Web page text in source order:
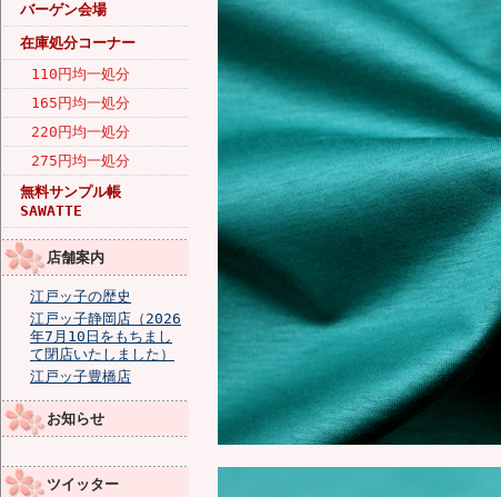
バーゲン会場
在庫処分コーナー
110円均一処分
165円均一処分
220円均一処分
275円均一処分
無料サンプル帳
SAWATTE
店舗案内
江戸ッ子の歴史
江戸ッ子静岡店（2026
年7月10日をもちまし
て閉店いたしました）
江戸ッ子豊橋店
お知らせ
ツイッター